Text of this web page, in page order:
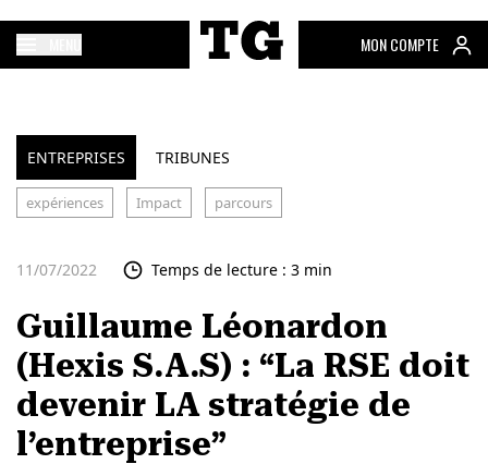
MON COMPTE
ENTREPRISES TRIBUNES
expériences Impact parcours
11/07/2022 Temps de lecture : 3 min
Guillaume Léonardon
(Hexis S.A.S) : “La RSE doit
devenir LA stratégie de
l’entreprise”